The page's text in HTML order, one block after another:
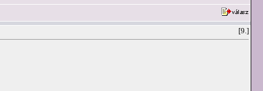
[9.]